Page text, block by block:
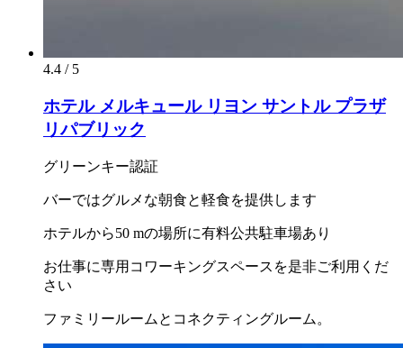
4.4 / 5
ホテル メルキュール リヨン サントル プラザ
リパブリック
グリーンキー認証
バーではグルメな朝食と軽食を提供します
ホテルから50 mの場所に有料公共駐車場あり
お仕事に専用コワーキングスペースを是非ご利用くだ
さい
ファミリールームとコネクティングルーム。